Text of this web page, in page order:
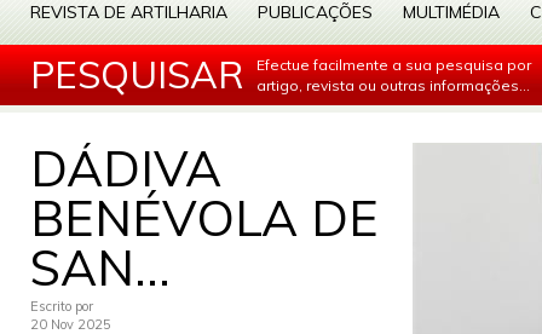
REVISTA DE ARTILHARIA PUBLICAÇÕES MULTIMÉDIA
PESQUISAR
Efectue facilmente a sua pesquisa por
artigo, revista ou outras informações...
DÁDIVA
BENÉVOLA DE
SAN...
Escrito por
20 Nov 2025